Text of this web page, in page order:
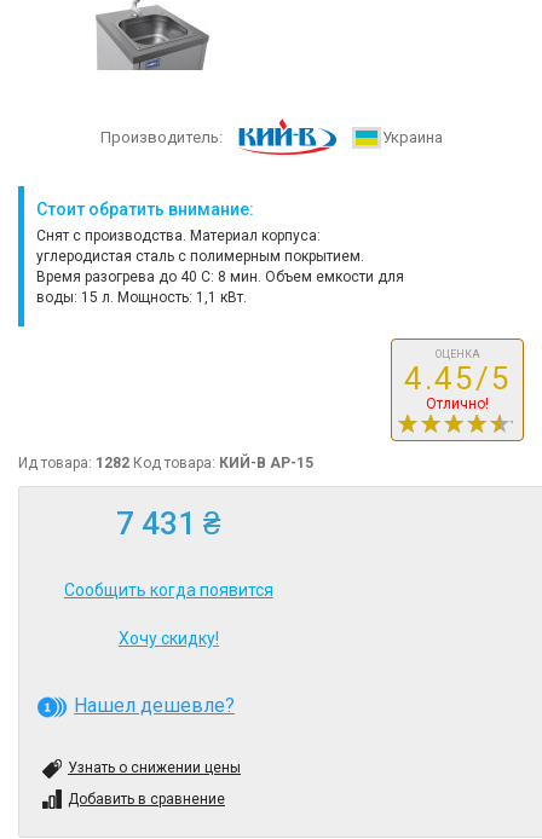
Производитель: Украина
Стоит обратить внимание:
Снят с производства. Материал корпуса:
углеродистая сталь с полимерным покрытием.
Время разогрева до 40 С: 8 мин. Объем емкости для
воды: 15 л. Мощность: 1,1 кВт.
ОЦЕНКА
4.45/5
Отлично!
Ид товара: 1282 Код товара: КИЙ-В АР-15
7 431 ₴
Сообщить когда появится
Хочу скидку!
Нашел дешевле?
Узнать о снижении цены
Добавить в сравнение